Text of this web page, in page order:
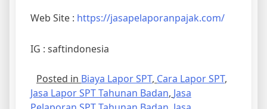
Web Site : https://jasapelaporanpajak.com/
IG : saftindonesia
Posted in Biaya Lapor SPT, Cara Lapor SPT,
Jasa Lapor SPT Tahunan Badan, Jasa